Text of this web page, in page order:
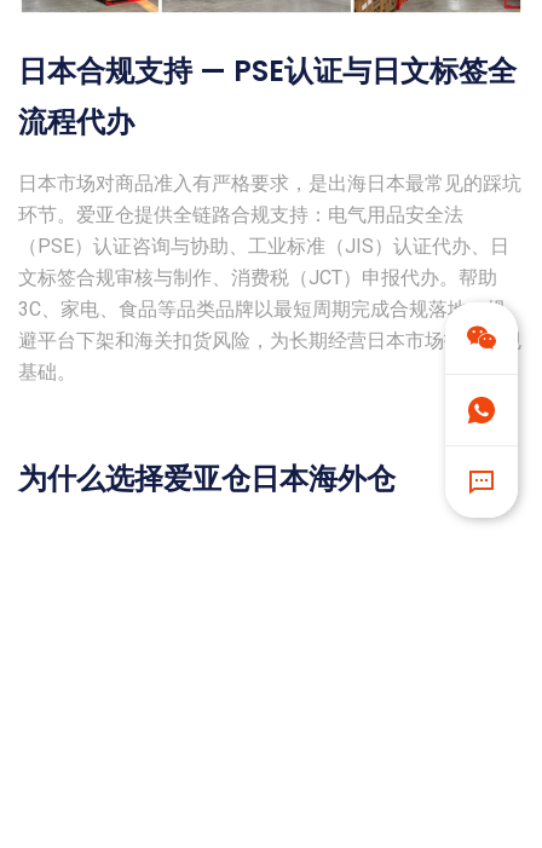
日本合规支持 — PSE认证与日文标签全
流程代办
日本市场对商品准入有严格要求，是出海日本最常见的踩坑
环节。爱亚仓提供全链路合规支持：电气用品安全法
（PSE）认证咨询与协助、工业标准（JIS）认证代办、日
文标签合规审核与制作、消费税（JCT）申报代办。帮助
3C、家电、食品等品类品牌以最短周期完成合规落地，规
避平台下架和海关扣货风险，为长期经营日本市场打好合规
基础。
为什么选择爱亚仓日本海外仓